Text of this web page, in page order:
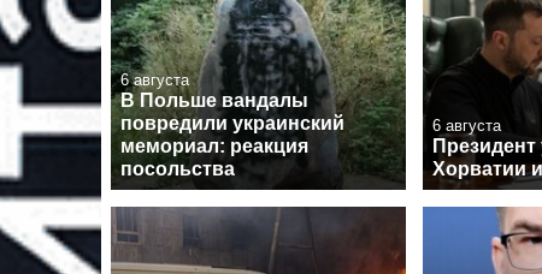
6 августа
В Польше вандалы
повредили украинский
мемориал: реакция
посольства
6 августа
Хорватии